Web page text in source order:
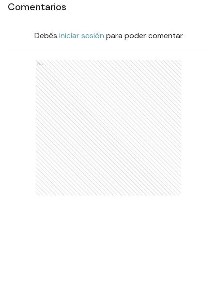
Comentarios
Debés iniciar sesión para poder comentar
Ads